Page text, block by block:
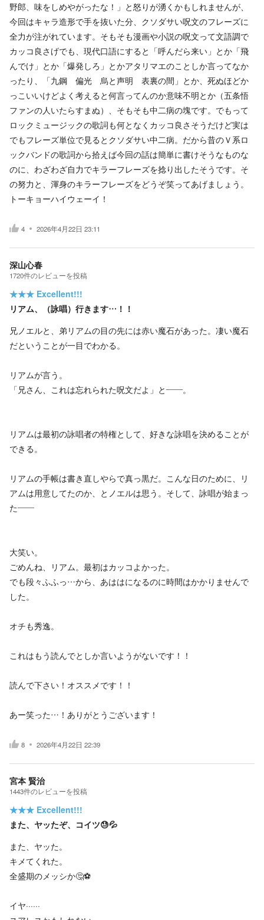
野郎、味をしめやがったな！」と怒りが湧くかもしれませんが、
今回はキャラ造形で手を抜いた分、クソダサい呪文のフレーズに
全力が注がれています。そもそも漫画や小説の呪文って文語調で
カッコ良さげでも、現代口語にすると「呼んだら来い」とか「飛
んでけ」とか「爆発しろ」とかアタリマエのことしか言ってなか
ったり、「九鋼 偏光 烏と声明 表裏の間」とか、死ぬほどか
っこいいけどよく考えると何言ってんのか意味不明とか（五条悟
ファンの人いたらすまぬ）、そもそも中二病の塊です。でもって
ロックミュージックの歌詞も何となくカッコ良さそうだけど実は
でもフレーズ単位で見るとクソダサい中二病。だから昔のＶ系ロ
ックバンドの歌詞から拾えば今回の話は簡単に書けそうなものな
のに、わざわざ自力でキラーフレーズを捻り出したそうです。そ
の努力と、渾身のキラーフレーズをどうぞ笑ってあげましょう。
トーキョーハイウェーイ！
4 2026年4月22日 23:11
深山心春
1720件のレビューを投稿
★★★ Excellent!!!
リアム、（詠唱）行きます…！！
兄ノエルと、弟リアムの目の先には赤い魔石があった。凄い魔石
だということが一目でわかる。
リアムが言う。
「兄さん、これは忘れられた呪文だよ」と――。
リアムは最初の詠唱者の特権として、好きな詠唱を決めることが
できる。
リアムの手帳は書き直しやらで真っ黒だ。こんな日のために、リ
アムは用意してたのか、とノエルは思う。そして、詠唱が始まっ
た――
大笑い。
ごめんね、リアム。最初はカッコよかった。
でも段々ふふっ…から、あははになるのに時間はかかりませんで
した。
オチも秀逸。
これはもう読んでとしか言いようがないです！！
読んで下さい！オススメです！！
あー笑った…！ありがとうございます！
8 2026年4月22日 22:39
宮本 賢治
1443件のレビューを投稿
★★★ Excellent!!!
また、ヤッたぞ、コイツ😓💦
また、ヤッた。
キメてくれた。
全盛期のメッシか🤔⚽️
イヤ······